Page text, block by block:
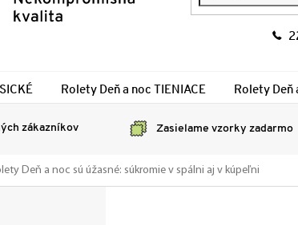
Rolety Deň a noc TIENIACE Rolety Deň
zákazníkov Zasielame vzorky zadarmo
Deň a noc sú úžasné: súkromie v spálni aj v kúpeľni